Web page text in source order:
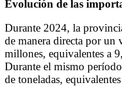
Evolución de las
Durante 2024, la
de manera directa por
millones, equivalentes a
Durante el mismo
de toneladas,